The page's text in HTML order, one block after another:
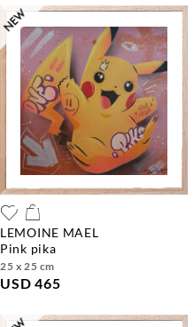
LEMOINE MAEL
pink pika
25 x 25 cm
USD 465